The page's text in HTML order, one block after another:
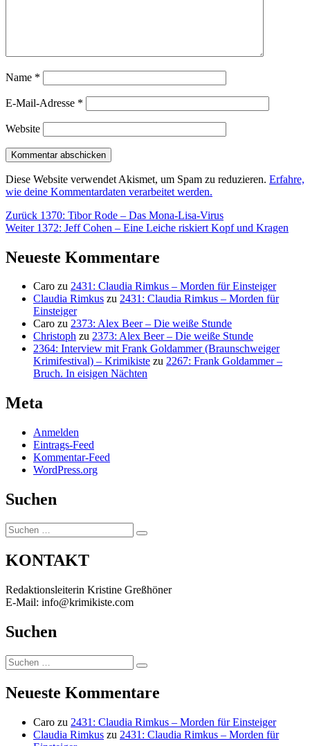
Name *
E-Mail-Adresse *
Website
Diese Website verwendet Akismet, um Spam zu reduzieren. Erfahre,
wie deine Kommentardaten verarbeitet werden.
Beitragsnavigation
Zurück Vorheriger
Beitrag:
1370: Tibor Rode – Das Mona-Lisa-Virus
Weiter Nächster
1372: Jeff Cohen – Eine Leiche riskiert Kopf und Kragen
Neueste Kommentare
Caro zu 2431: Claudia Rimkus – Morden für Einsteiger
Claudia Rimkus zu 2431: Claudia Rimkus – Morden für
Einsteiger
Caro zu 2373: Alex Beer – Die weiße Stunde
Christoph zu 2373: Alex Beer – Die weiße Stunde
2364: Interview mit Frank Goldammer (Braunschweiger
Krimifestival) – Krimikiste zu 2267: Frank Goldammer –
Bruch. In eisigen Nächten
Meta
Anmelden
Eintrags-Feed
Kommentar-Feed
WordPress.org
Suchen
Suchen
nach:
Suchen
KONTAKT
Redaktionsleiterin Kristine Greßhöner
E-Mail: info@krimikiste.com
Suchen
Suchen
nach:
Suchen
Neueste Kommentare
Caro zu 2431: Claudia Rimkus – Morden für Einsteiger
Claudia Rimkus zu 2431: Claudia Rimkus – Morden für